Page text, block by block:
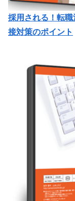
採用される！転
接対策のポイント